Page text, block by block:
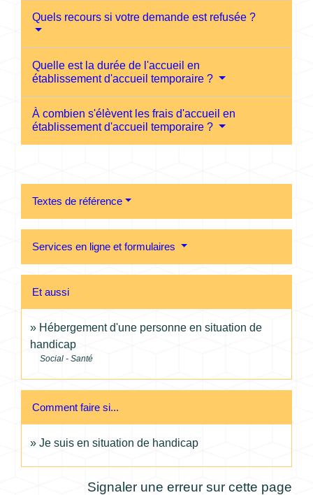
Quels recours si votre demande est refusée ?
Quelle est la durée de l'accueil en
établissement d'accueil temporaire ?
À combien s'élèvent les frais d'accueil en
établissement d'accueil temporaire ?
Textes de référence
Services en ligne et formulaires
Et aussi
Hébergement d'une personne en situation de
handicap
Social - Santé
Comment faire si...
Je suis en situation de handicap
Signaler une erreur sur cette page